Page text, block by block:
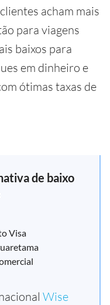
acham mais
para viagens
baixos para
em dinheiro e
ótimas taxas de
de baixo
Visa
Wise